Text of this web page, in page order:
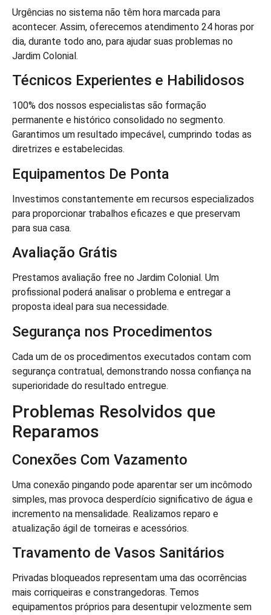
Urgências no sistema não têm hora marcada para
acontecer. Assim, oferecemos atendimento 24 horas por
dia, durante todo ano, para ajudar suas problemas no
Jardim Colonial.
Técnicos Experientes e Habilidosos
100% dos nossos especialistas são formação
permanente e histórico consolidado no segmento.
Garantimos um resultado impecável, cumprindo todas as
diretrizes e estabelecidas.
Equipamentos De Ponta
Investimos constantemente em recursos especializados
para proporcionar trabalhos eficazes e que preservam
para sua casa.
Avaliação Grátis
Prestamos avaliação free no Jardim Colonial. Um
profissional poderá analisar o problema e entregar a
proposta ideal para sua necessidade.
Segurança nos Procedimentos
Cada um de os procedimentos executados contam com
segurança contratual, demonstrando nossa confiança na
superioridade do resultado entregue.
Problemas Resolvidos que
Reparamos
Conexões Com Vazamento
Uma conexão pingando pode aparentar ser um incômodo
simples, mas provoca desperdício significativo de água e
incremento na mensalidade. Realizamos reparo e
atualização ágil de torneiras e acessórios.
Travamento de Vasos Sanitários
Privadas bloqueados representam uma das ocorrências
mais corriqueiras e constrangedoras. Temos
equipamentos próprios para desentupir velozmente sem